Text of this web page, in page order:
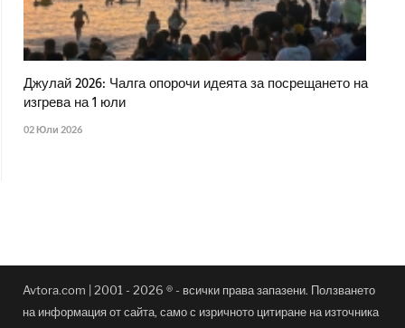
Джулай 2026: Чалга опорочи идеята за посрещането на
изгрева на 1 юли
02 Юли 2026
Avtora.com | 2001 - 2026 ® - всички права запазени. Ползването
на информация от сайта, само с изричното цитиране на източника